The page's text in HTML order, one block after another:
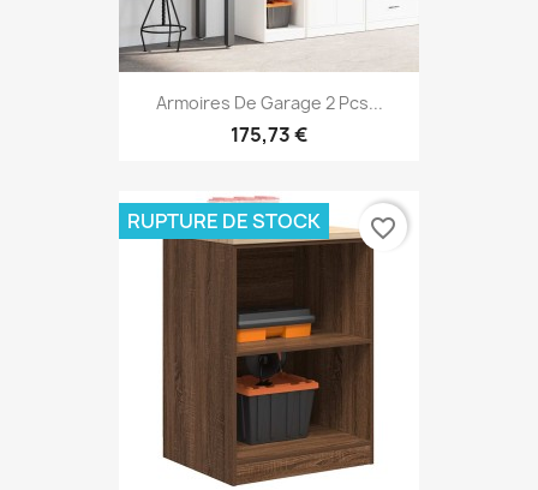
Armoires De Garage 2 Pcs...
175,73 €
RUPTURE DE STOCK favorite_border